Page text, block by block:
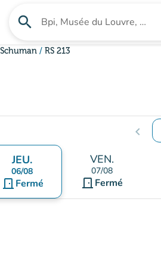
search Rechercher un établissement
RS 213
chevron_left
JEU.
06/08
door_front Fermé
VEN.
07/08
door_front Fermé